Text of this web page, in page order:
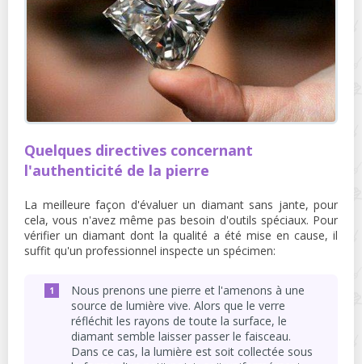
Quelques directives concernant
l'authenticité de la pierre
La meilleure façon d'évaluer un diamant sans jante, pour
cela, vous n'avez même pas besoin d'outils spéciaux. Pour
vérifier un diamant dont la qualité a été mise en cause, il
suffit qu'un professionnel inspecte un spécimen:
Nous prenons une pierre et l'amenons à une
source de lumière vive. Alors que le verre
réfléchit les rayons de toute la surface, le
diamant semble laisser passer le faisceau.
Dans ce cas, la lumière est soit collectée sous